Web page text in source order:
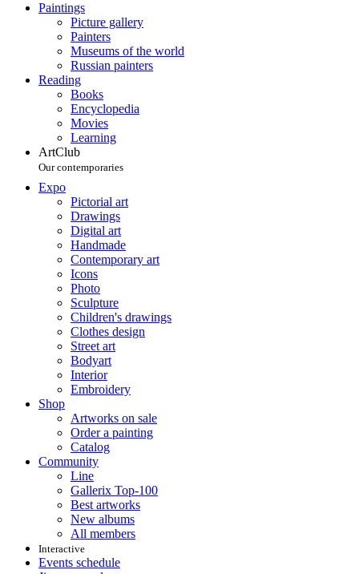
Paintings
Picture gallery
Painters
Museums of the world
Russian painters
Reading
Books
Encyclopedia
Movies
Learning
ArtClub
Our contemporaries
Expo
Pictorial art
Drawings
Digital art
Handmade
Contemporary art
Icons
Photo
Sculpture
Children's drawings
Clothes design
Street art
Bodyart
Interior
Embroidery
Shop
Artworks on sale
Order a painting
Catalog
Community
Line
Gallerix Top-100
Best artworks
New albums
All members
Interactive
Events schedule